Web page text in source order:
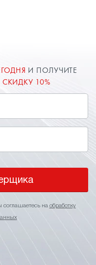
И ПОЛУЧИТЕ
СКИДКУ 10%
на обработку